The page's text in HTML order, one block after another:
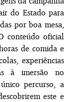
do Estado para
por boa mesa,
conteúdo oficial
de comida e
experiências
à imersão no
percurso, a
este e